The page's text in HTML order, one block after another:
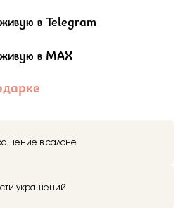
в Telegram
в MAX
в салоне
украшений